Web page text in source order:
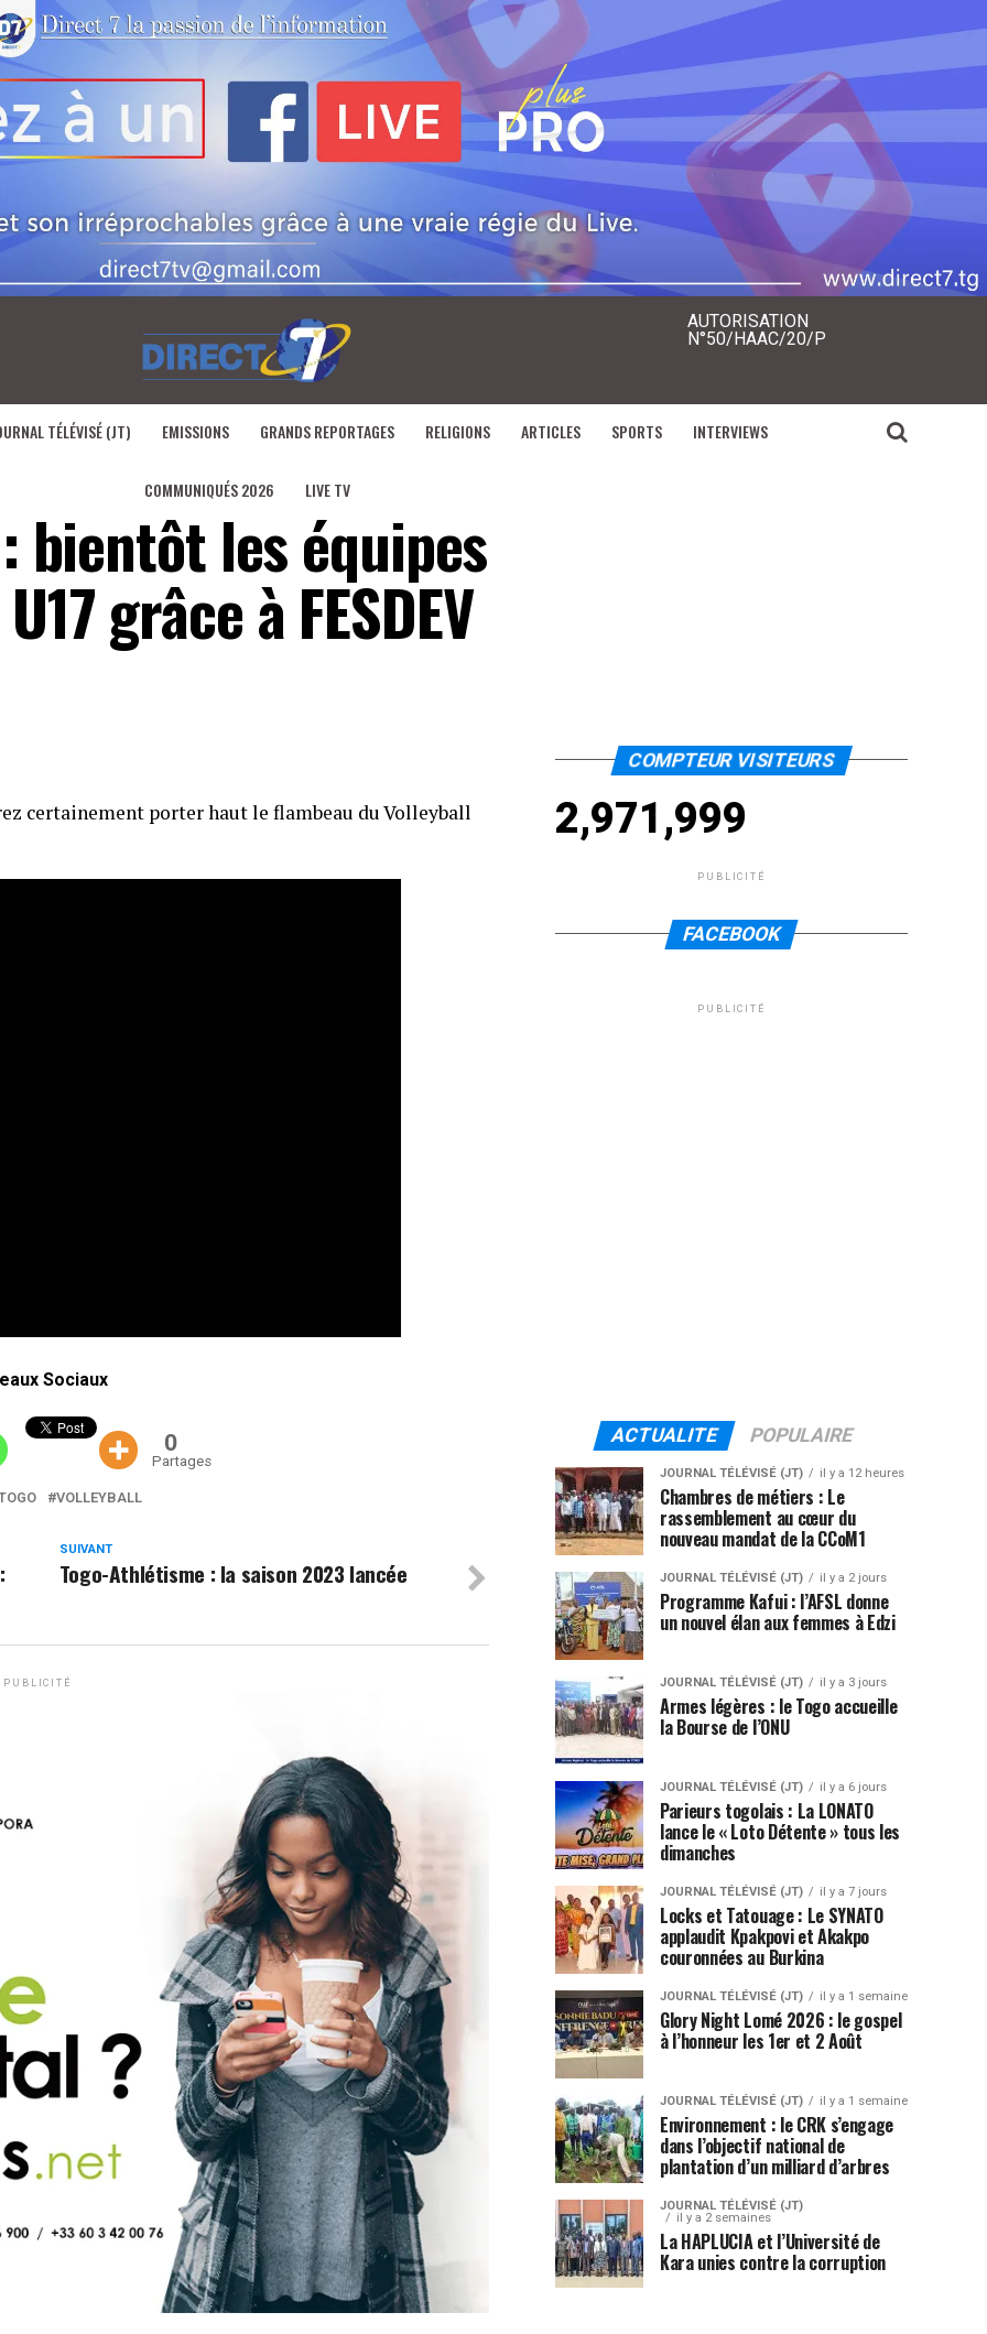
AUTORISATION
N°50/HAAC/20/P
TÉLÉVISÉ (JT) EMISSIONS GRANDS REPORTAGES RELIGIONS ARTICLES SPORTS INTERVIEWS
COMMUNIQUÉS 2026 LIVE TV
bientôt les équipes
grâce à FESDEV
certainement porter haut le flambeau du Volleyball
Sociaux
0
Partages
VOLLEYBALL
SUIVANT
Togo-Athlétisme : la saison 2023 lancée
PUBLICITÉ
COMPTEUR VISITEURS
2,971,999
PUBLICITÉ
FACEBOOK
PUBLICITÉ
ACTUALITE POPULAIRE
JOURNAL TÉLÉVISÉ (JT) il y a 12 heures
Chambres de métiers : Le
rassemblement au cœur du
nouveau mandat de la CCoM1
JOURNAL TÉLÉVISÉ (JT) il y a 2 jours
Programme Kafui : l’AFSL donne
un nouvel élan aux femmes à Edzi
JOURNAL TÉLÉVISÉ (JT) il y a 3 jours
Armes légères : le Togo accueille
la Bourse de l’ONU
JOURNAL TÉLÉVISÉ (JT) il y a 6 jours
Parieurs togolais : La LONATO
lance le « Loto Détente » tous les
dimanches
JOURNAL TÉLÉVISÉ (JT) il y a 7 jours
Locks et Tatouage : Le SYNATO
applaudit Kpakpovi et Akakpo
couronnées au Burkina
JOURNAL TÉLÉVISÉ (JT) il y a 1 semaine
Glory Night Lomé 2026 : le gospel
à l’honneur les 1er et 2 Août
JOURNAL TÉLÉVISÉ (JT) il y a 1 semaine
Environnement : le CRK s’engage
dans l’objectif national de
plantation d’un milliard d’arbres
JOURNAL TÉLÉVISÉ (JT)
il y a 2 semaines
La HAPLUCIA et l’Université de
Kara unies contre la corruption